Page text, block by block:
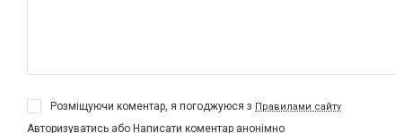
Розміщуючи коментар, я погоджуюся з Правилами сайту
Авторизуватись або Написати коментар анонімно